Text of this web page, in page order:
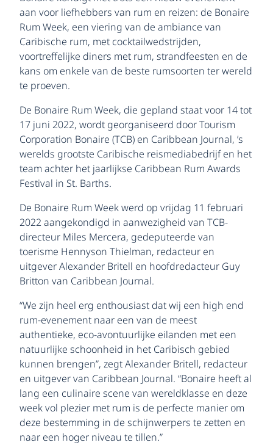
aan voor liefhebbers van rum en reizen: de Bonaire
Rum Week, een viering van de ambiance van
Caribische rum, met cocktailwedstrijden,
voortreffelijke diners met rum, strandfeesten en de
kans om enkele van de beste rumsoorten ter wereld
te proeven.
De Bonaire Rum Week, die gepland staat voor 14 tot
17 juni 2022, wordt georganiseerd door Tourism
Corporation Bonaire (TCB) en Caribbean Journal, ’s
werelds grootste Caribische reismediabedrijf en het
team achter het jaarlijkse Caribbean Rum Awards
Festival in St. Barths.
De Bonaire Rum Week werd op vrijdag 11 februari
2022 aangekondigd in aanwezigheid van TCB-
directeur Miles Mercera, gedeputeerde van
toerisme Hennyson Thielman, redacteur en
uitgever Alexander Britell en hoofdredacteur Guy
Britton van Caribbean Journal.
“We zijn heel erg enthousiast dat wij een high end
rum-evenement naar een van de meest
authentieke, eco-avontuurlijke eilanden met een
natuurlijke schoonheid in het Caribisch gebied
kunnen brengen”, zegt Alexander Britell, redacteur
en uitgever van Caribbean Journal. “Bonaire heeft al
lang een culinaire scene van wereldklasse en deze
week vol plezier met rum is de perfecte manier om
deze bestemming in de schijnwerpers te zetten en
naar een hoger niveau te tillen.”